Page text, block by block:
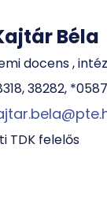
Béla
docens ,
38282, *0587
TDK felelős